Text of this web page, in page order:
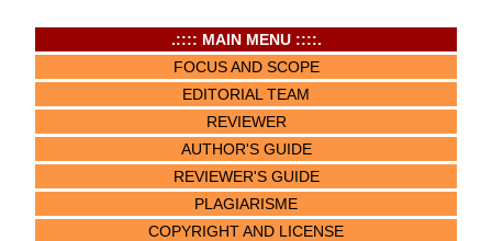
.:::: MAIN MENU ::::.
FOCUS AND SCOPE
EDITORIAL TEAM
REVIEWER
AUTHOR'S GUIDE
REVIEWER'S GUIDE
PLAGIARISME
COPYRIGHT AND LICENSE